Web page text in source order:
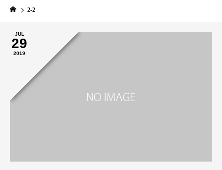
2-2
JUL
29
2019